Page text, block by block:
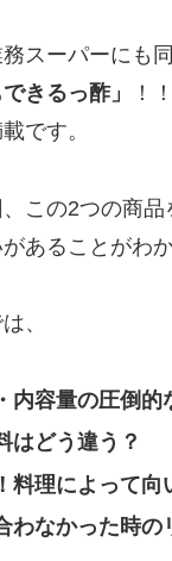
務スーパーにも
きるっ酢」
！
です。
この2つの商
あることがわか
、
内容量の圧倒的
はどう違う？
料理によって向
わなかった時の